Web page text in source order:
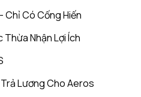
Chỉ Có Cống Hiến
Nhận Lợi Ích
Lương Cho Aeros